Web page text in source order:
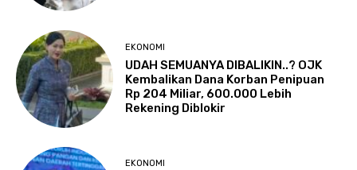
EKONOMI
UDAH SEMUANYA DIBALIKIN..? OJK
Kembalikan Dana Korban Penipuan
Rp 204 Miliar, 600.000 Lebih
Rekening Diblokir
EKONOMI